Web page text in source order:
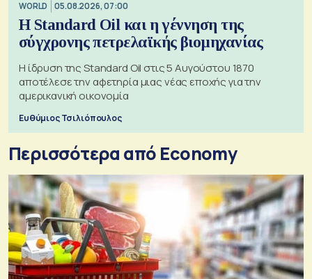
WORLD 05.08.2026, 07:00
Η Standard Oil και η γέννηση της
σύγχρονης πετρελαϊκής βιομηχανίας
Η ίδρυση της Standard Oil στις 5 Αυγούστου 1870
αποτέλεσε την αφετηρία μιας νέας εποχής για την
αμερικανική οικονομία
Ευθύμιος Τσιλιόπουλος
Περισσότερα από Economy